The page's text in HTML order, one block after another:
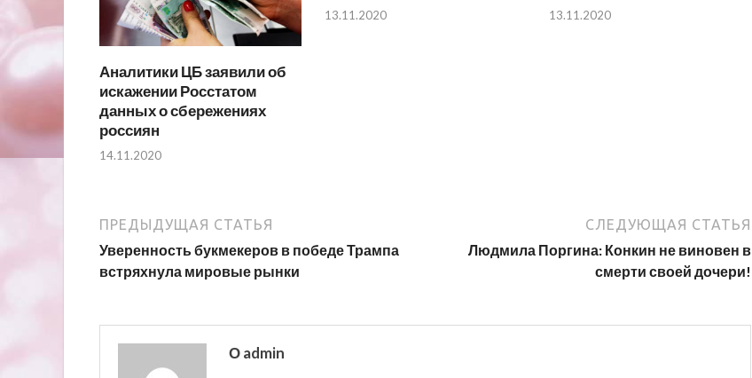
Аналитики ЦБ заявили об
искажении Росстатом
данных о сбережениях
россиян
14.11.2020
13.11.2020 13.11.2020
ПРЕДЫДУЩАЯ СТАТЬЯ
Уверенность букмекеров в победе Трампа
встряхнула мировые рынки
СЛЕДУЮЩАЯ СТАТЬЯ
Людмила Поргина: Конкин не виновен в
смерти своей дочери!
О admin